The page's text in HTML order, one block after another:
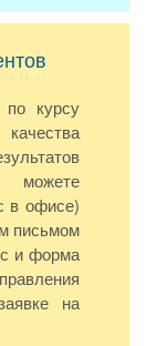
курсу
можете
в офисе)
письмом
и форма
на